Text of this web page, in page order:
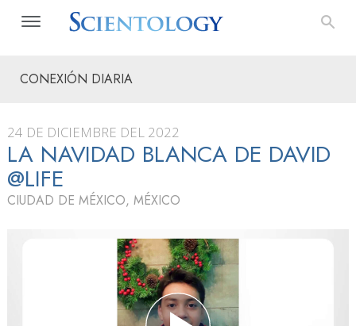
CONEXIÓN DIARIA
24 DE DICIEMBRE DEL 2022
LA NAVIDAD BLANCA DE DAVID
@LIFE
CIUDAD DE MÉXICO, MÉXICO